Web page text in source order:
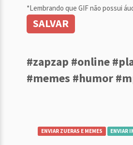
*Lembrando que GIF não possui
SALVAR
#zapzap #online
#memes #humor
ENVIAR ZUERAS E MEMES ENVIAR